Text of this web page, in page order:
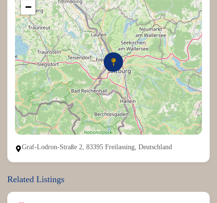
−
Graf-Lodron-Straße 2, 83395 Freilassing, Deutschland
Related Listings